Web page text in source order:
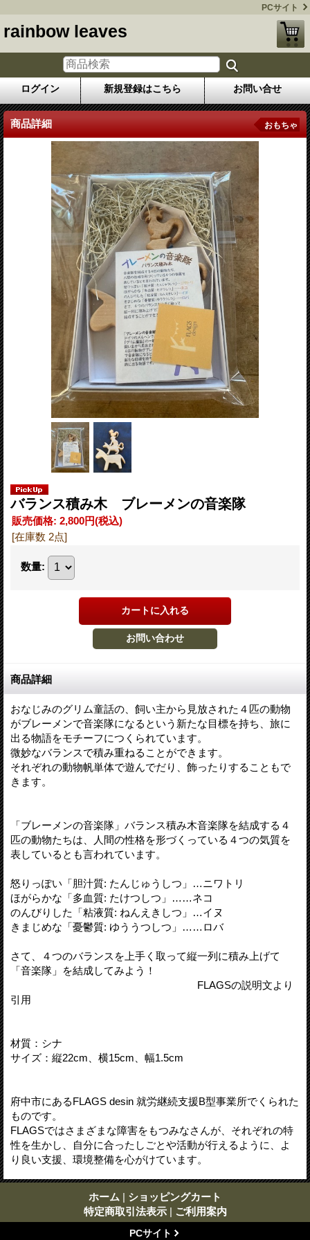
PCサイト
rainbow leaves
ログイン 新規登録はこちら お問い合せ
商品詳細 おもちゃ
バランス積み木 ブレーメンの音楽隊
販売価格: 2,800円(税込)
[在庫数 2点]
数量:
商品詳細
おなじみのグリム童話の、飼い主から見放された４匹の動物
がブレーメンで音楽隊になるという新たな目標を持ち、旅に
出る物語をモチーフにつくられています。
微妙なバランスで積み重ねることができます。
それぞれの動物帆単体で遊んでだり、飾ったりすることもで
きます。
「ブレーメンの音楽隊」バランス積み木音楽隊を結成する４
匹の動物たちは、人間の性格を形づくっている４つの気質を
表しているとも言われています。
怒りっぽい「胆汁質: たんじゅうしつ」…ニワトリ
ほがらかな「多血質: たけつしつ」……ネコ
のんびりした「粘液質: ねんえきしつ」…イヌ
きまじめな「憂鬱質: ゆううつしつ」……ロバ
さて、４つのバランスを上手く取って縦一列に積み上げて
「音楽隊」を結成してみよう！
FLAGSの説明文より
引用
材質：シナ
サイズ：縦22cm、横15cm、幅1.5cm
府中市にあるFLAGS desin 就労継続支援B型事業所でくられた
ものです。
FLAGSではさまざまな障害をもつみなさんが、それぞれの特
性を生かし、自分に合ったしごとや活動が行えるように、よ
り良い支援、環境整備を心がけています。
ホーム | ショッピングカート
特定商取引法表示 | ご利用案内
PCサイト